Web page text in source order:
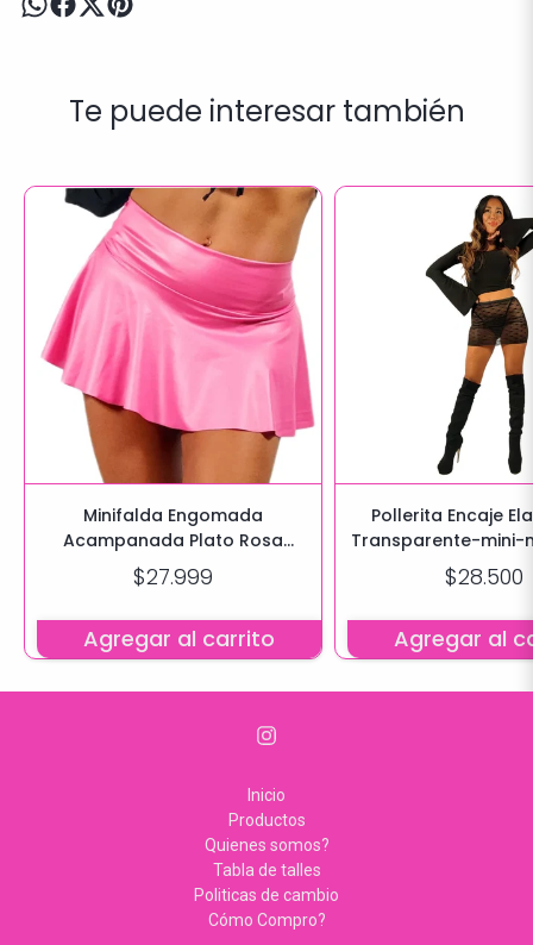
Te puede interesar también
Minifalda Engomada
Acampanada Plato Rosa
Chiclet
$27.999
Agregar al carrito
Pollerita Encaje
Transparente-mini-
varios
$28.500
Agregar al
Inicio
Productos
Quienes somos?
Tabla de talles
Politicas de cambio
Cómo Compro?